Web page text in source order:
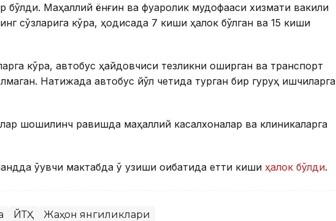
бўлди. Маҳаллий ёнғин ва фуқаролик мудофааси хизмати вакили
сўзларига кўра, ҳодисада 7 киши ҳалок бўлган ва 15 киши
кўра, автобус ҳайдовчиси тезликни оширган ва транспорт
Натижада автобус йўл четида турган бир гуруҳ ишчиларга
шошилинч равишда маҳаллий касалхоналар ва клиникаларга
ўқувчи мактабда ўқ узиши оқибатида етти киши ҳалок бўлди.
ЙТҲ Жаҳон янгиликлари